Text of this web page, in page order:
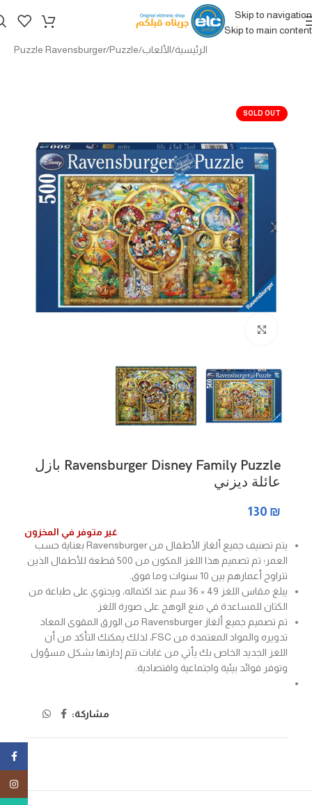
Skip to navigation
Skip to main content
الرئيسية/الألعاب/
Puzzle
/
Puzzle Ravensburger
SOLD OUT
Ravensburger Disney Family Puzzle بازل
عائلة ديزني
130 ₪
غير متوفر في المخزون
يتم تصنيف جميع ألغاز الأطفال من Ravensburger بعناية حسب
العمر؛ تم تصميم هذا اللغز المكون من 500 قطعة للأطفال الذين
تتراوح أعمارهم بين 10 سنوات وما فوق.
يبلغ مقاس اللغز 49 × 36 سم عند اكتماله، ويحتوي على طباعة من
الكتان للمساعدة في منع الوهج على صورة اللغز.
تم تصميم جميع ألغاز Ravensburger من الورق المقوى المعاد
تدويره والمواد المعتمدة من FSC، لذلك يمكنك التأكد من أن
اللغز الجديد الخاص بك يأتي من غابات تتم إدارتها بشكل مسؤول
وتوفر فوائد بيئية واجتماعية واقتصادية.
مشاركة: